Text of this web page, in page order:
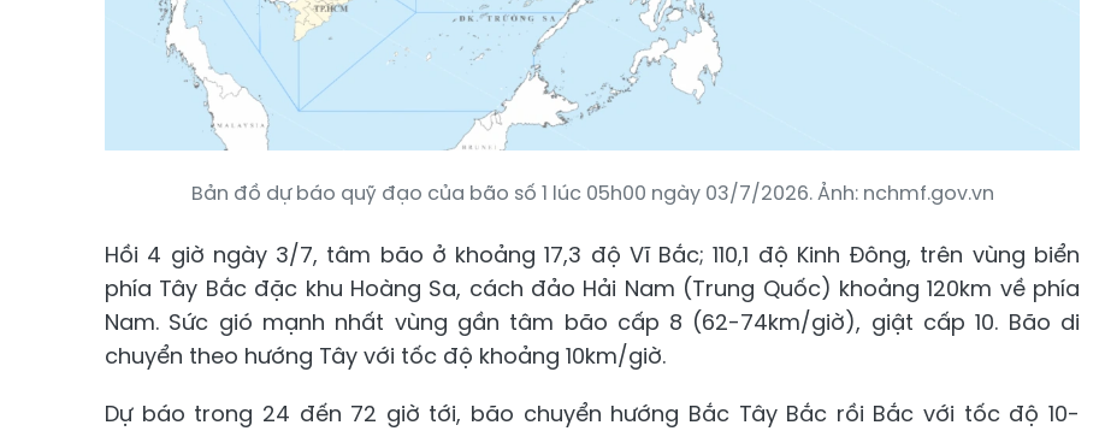
Bản đồ dự báo quỹ đạo của bão số 1 lúc 05h00 ngày 03/7/2026. Ảnh: nchmf.gov.vn
Hồi 4 giờ ngày 3/7, tâm bão ở khoảng 17,3 độ Vĩ Bắc; 110,1 độ Kinh Đông, trên vùng biển
phía Tây Bắc đặc khu Hoàng Sa, cách đảo Hải Nam (Trung Quốc) khoảng 120km về phía
Nam. Sức gió mạnh nhất vùng gần tâm bão cấp 8 (62-74km/giờ), giật cấp 10. Bão di
chuyển theo hướng Tây với tốc độ khoảng 10km/giờ.
Dự báo trong 24 đến 72 giờ tới, bão chuyển hướng Bắc Tây Bắc rồi Bắc với tốc độ 10-